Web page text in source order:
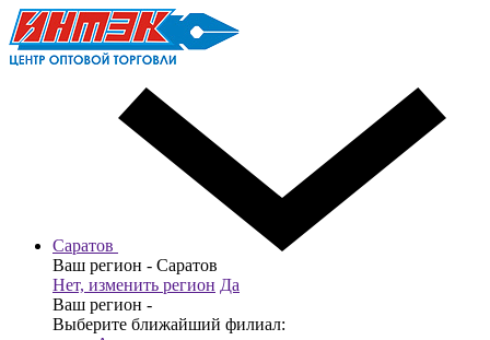
Саратов
Ваш регион - Саратов
Нет, изменить регион Да
Ваш регион -
Выберите ближайший филиал: